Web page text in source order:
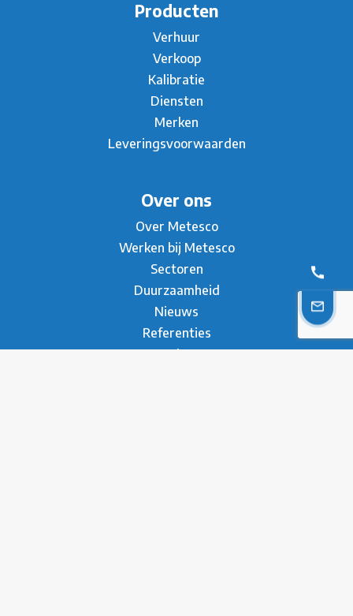
Producten
Verhuur
Verkoop
Kalibratie
Diensten
Merken
Leveringsvoorwaarden
Over ons
Over Metesco
Werken bij Metesco
Sectoren
Duurzaamheid
Nieuws
Referenties
Brochure